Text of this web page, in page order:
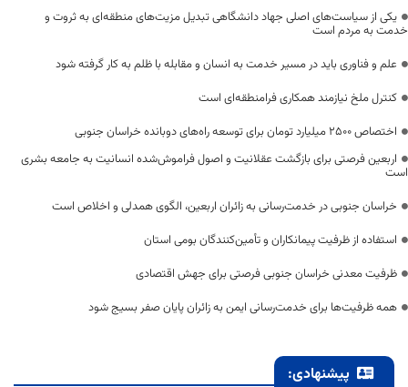
یکی از سیاست‌های اصلی جهاد دانشگاهی تبدیل مزیت‌های منطقه‌ای به ثروت و
خدمت به مردم است
علم و فناوری باید در مسیر خدمت به انسان و مقابله با ظلم به کار گرفته شود
کنترل ملخ نیازمند همکاری فرامنطقه‌ای است
اختصاص 2500 میلیارد تومان برای توسعه راه‌های دوبانده خراسان جنوبی
اربعین فرصتی برای بازگشت عقلانیت و اصول فراموش‌شده انسانیت به جامعه بشری
است
خراسان جنوبی در خدمت‌رسانی به زائران اربعین، الگوی همدلی و اخلاص است
استفاده از ظرفیت پیمانکاران و تأمین‌کنندگان بومی استان
ظرفیت معدنی خراسان جنوبی فرصتی برای جهش اقتصادی
همه ظرفیت‌ها برای خدمت‌رسانی ایمن به زائران پایان صفر بسیج شود
پیشنهادی: